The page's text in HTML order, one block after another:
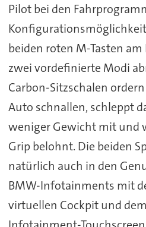
Pilot bei den
beiden roten M-Tasten
zwei vordefinierte Modi
Carbon-Sitzschalen
Auto schnallen, schleppt
weniger Gewicht mit und
Grip belohnt. Die beiden
natürlich auch in den
BMW-Infotainments mit
virtuellen Cockpit und